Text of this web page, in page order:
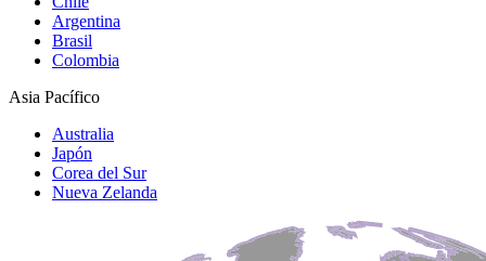
Argentina
Brasil
Colombia
Asia Pacífico
Australia
Japón
Corea del Sur
Nueva Zelanda